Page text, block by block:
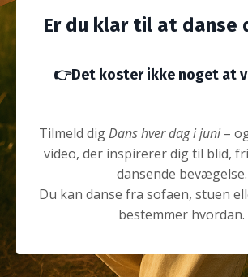
Er du klar til at danse
👉Det koster ikke noget at
Tilmeld digDans hver dag i juni–
video, der inspirerer dig til blid,
dansende bevægelse.
Du kan danse fra sofaen, stuen
bestemmer hvordan.